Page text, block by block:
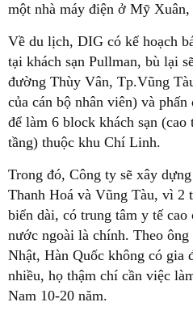
một nhà máy điện ở Mỹ
Về du lịch, DIG có kế hoạch
tại khách sạn Pullman, bù lại
đường Thùy Vân, Tp.Vũng
của cán bộ nhân viên) và
để làm 6 block khách sạn
tầng) thuộc khu Chí Linh.
Trong đó, Công ty sẽ xây
Thanh Hoá và Vũng Tàu, vì 2
biển dài, có trung tâm y tế
nước ngoài là chính. Theo
Nhật, Hàn Quốc không có gia
nhiều, họ thậm chí cần việc
Nam 10-20 năm.